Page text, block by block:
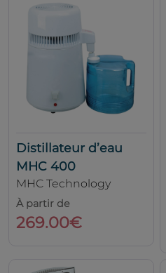
Distillateur d’eau
MHC 400
MHC Technology
À partir de
269.00€